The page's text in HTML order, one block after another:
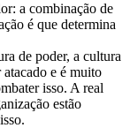
a combinação de
é que determina
de poder, a cultura
e é muito
isso. A real
estão